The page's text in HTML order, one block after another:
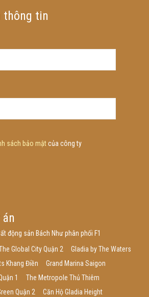
thông tin
sách bảo mậtcủa công ty
động sản Bách Như phân phối F1
Global City Quận 2
Gladia by The Waters
Khang Điền
Grand Marina Saigon
1
The Metropole Thủ Thiêm
Quận 2
Căn Hộ Gladia Height